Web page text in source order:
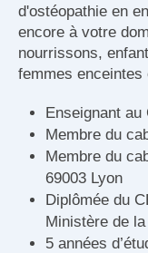
d'ostéopathie en
encore à votre
nourrissons,
femmes enceintes
Enseignant au
Membre du
Membre du
69003 Lyon
Diplômée du
Ministère de
5 années